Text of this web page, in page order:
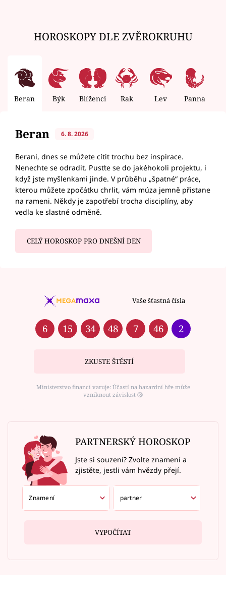
HOROSKOPY DLE ZVĚROKRUHU
Beran Býk Blíženci Rak Lev Panna
Beran 6. 8. 2026
Berani, dnes se můžete cítit trochu bez inspirace.
Nenechte se odradit. Pusťte se do jakéhokoli projektu, i
když jste myšlenkami jinde. V průběhu „špatné“ práce,
kterou můžete zpočátku chrlit, vám múza jemně přistane
na rameni. Někdy je zapotřebí trocha disciplíny, aby
vedla ke slastné odměně.
CELÝ HOROSKOP PRO DNEŠNÍ DEN
Vaše šťastná čísla
6 15 34 48 7 46 2
ZKUSTE ŠTĚSTÍ
Ministerstvo financí varuje: Účastí na hazardní hře může
vzniknout závislost ⑱
PARTNERSKÝ HOROSKOP
Jste si souzení? Zvolte znamení a
zjistěte, jestli vám hvězdy přejí.
VYPOČÍTAT